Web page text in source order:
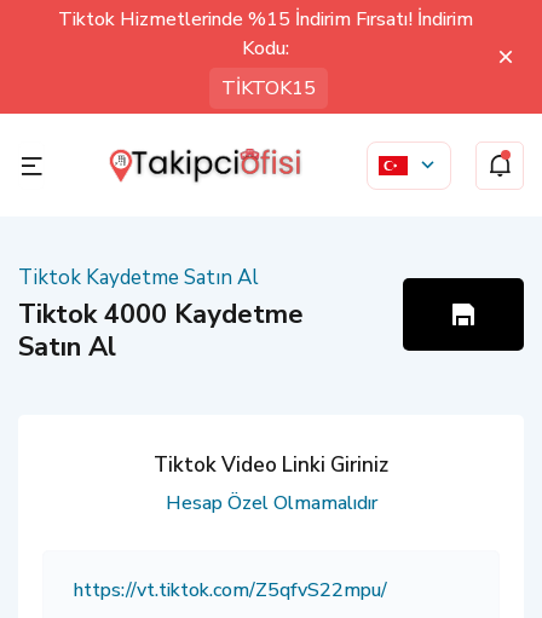
Tiktok Hizmetlerinde %15 İndirim Fırsatı! İndirim
Kodu:
TİKTOK15
Tiktok Kaydetme Satın Al
Tiktok 4000 Kaydetme
Satın Al
Tiktok Video Linki Giriniz
Hesap Özel Olmamalıdır